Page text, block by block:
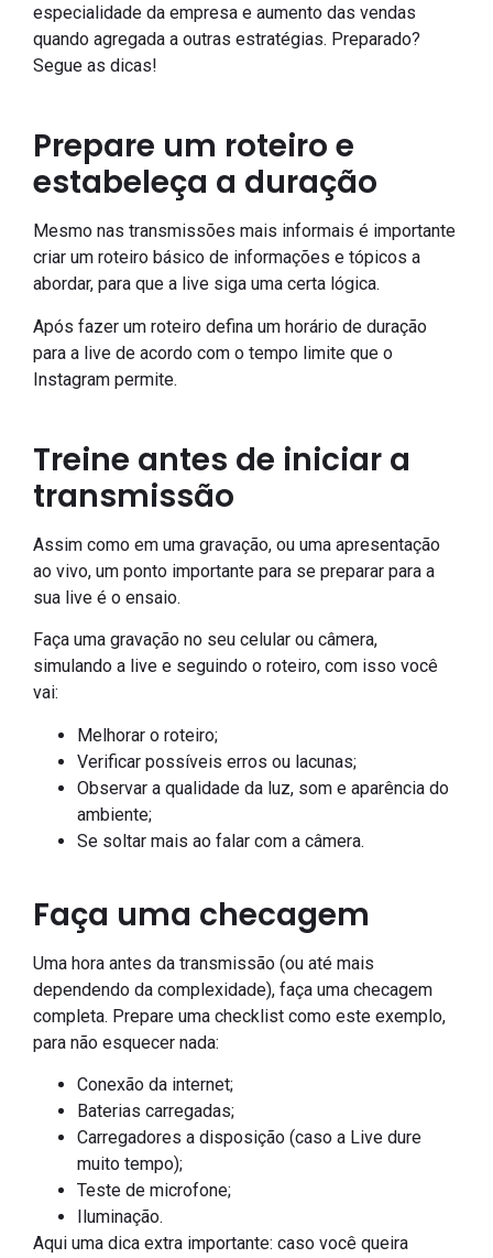
especialidade da empresa e aumento das vendas
quando agregada a outras estratégias. Preparado?
Segue as dicas!
Prepare um roteiro e
estabeleça a duração
Mesmo nas transmissões mais informais é importante
criar um roteiro básico de informações e tópicos a
abordar, para que a live siga uma certa lógica.
Após fazer um roteiro defina um horário de duração
para a live de acordo com o tempo limite que o
Instagram permite.
Treine antes de iniciar a
transmissão
Assim como em uma gravação, ou uma apresentação
ao vivo, um ponto importante para se preparar para a
sua live é o ensaio.
Faça uma gravação no seu celular ou câmera,
simulando a live e seguindo o roteiro, com isso você
vai:
Melhorar o roteiro;
Verificar possíveis erros ou lacunas;
Observar a qualidade da luz, som e aparência do
ambiente;
Se soltar mais ao falar com a câmera.
Faça uma checagem
Uma hora antes da transmissão (ou até mais
dependendo da complexidade), faça uma checagem
completa. Prepare uma checklist como este exemplo,
para não esquecer nada:
Conexão da internet;
Baterias carregadas;
Carregadores a disposição (caso a Live dure
muito tempo);
Teste de microfone;
Iluminação.
Aqui uma dica extra importante: caso você queira